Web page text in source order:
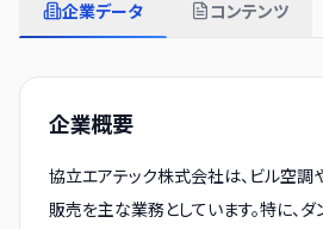
企業データ コンテンツ
企業概要
協立エアテック株式会社は、ビル空
販売を主な業務としています。特に、